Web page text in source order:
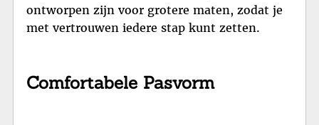
ontworpen zijn voor grotere maten, zodat je
met vertrouwen iedere stap kunt zetten.
Comfortabele Pasvorm